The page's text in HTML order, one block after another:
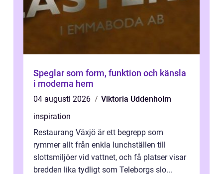
Speglar som form, funktion och känsla
i moderna hem
04 augusti 2026
Viktoria Uddenholm
inspiration
Restaurang Växjö är ett begrepp som
rymmer allt från enkla lunchställen till
slottsmiljöer vid vattnet, och få platser visar
bredden lika tydligt som Teleborgs slo...